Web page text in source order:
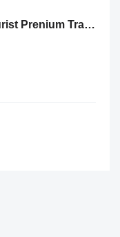
NK Exprerience Tourist Prenium Transfers & Tours